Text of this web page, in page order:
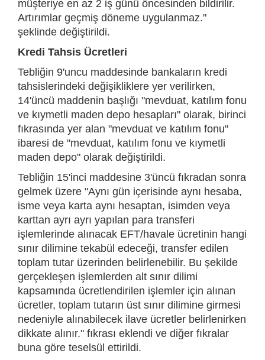
müşteriye en az 2 iş günü öncesinden bildirilir.
Artırımlar geçmiş döneme uygulanmaz."
şeklinde değiştirildi.
Kredi Tahsis Ücretleri
Tebliğin 9'uncu maddesinde bankaların kredi
tahsislerindeki değişikliklere yer verilirken,
14'üncü maddenin başlığı "mevduat, katılım fonu
ve kıymetli maden depo hesapları" olarak, birinci
fıkrasında yer alan "mevduat ve katılım fonu"
ibaresi de "mevduat, katılım fonu ve kıymetli
maden depo" olarak değiştirildi.
Tebliğin 15'inci maddesine 3'üncü fıkradan sonra
gelmek üzere "Aynı gün içerisinde aynı hesaba,
isme veya karta aynı hesaptan, isimden veya
karttan ayrı ayrı yapılan para transferi
işlemlerinde alınacak EFT/havale ücretinin hangi
sınır dilimine tekabül edeceği, transfer edilen
toplam tutar üzerinden belirlenebilir. Bu şekilde
gerçekleşen işlemlerden alt sınır dilimi
kapsamında ücretlendirilen işlemler için alınan
ücretler, toplam tutarın üst sınır dilimine girmesi
nedeniyle alınabilecek ilave ücretler belirlenirken
dikkate alınır." fıkrası eklendi ve diğer fıkralar
buna göre teselsül ettirildi.